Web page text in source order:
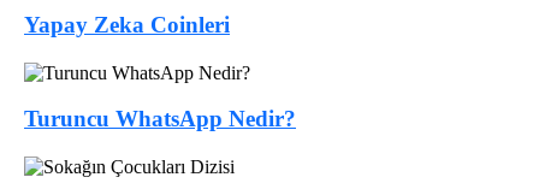
Yapay Zeka Coinleri
Turuncu WhatsApp Nedir?